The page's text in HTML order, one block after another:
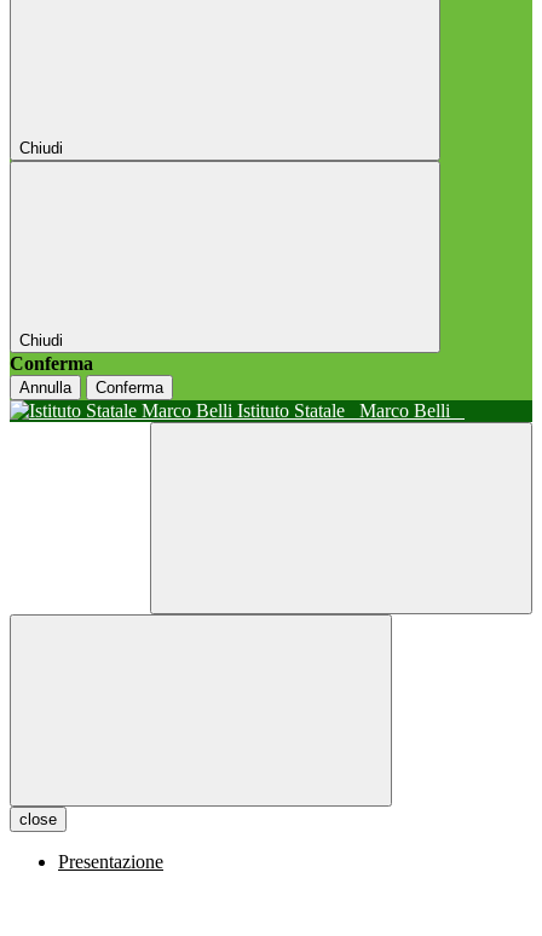
Chiudi
Chiudi
Conferma
Annulla Conferma
Istituto Statale Marco Belli
close
Presentazione